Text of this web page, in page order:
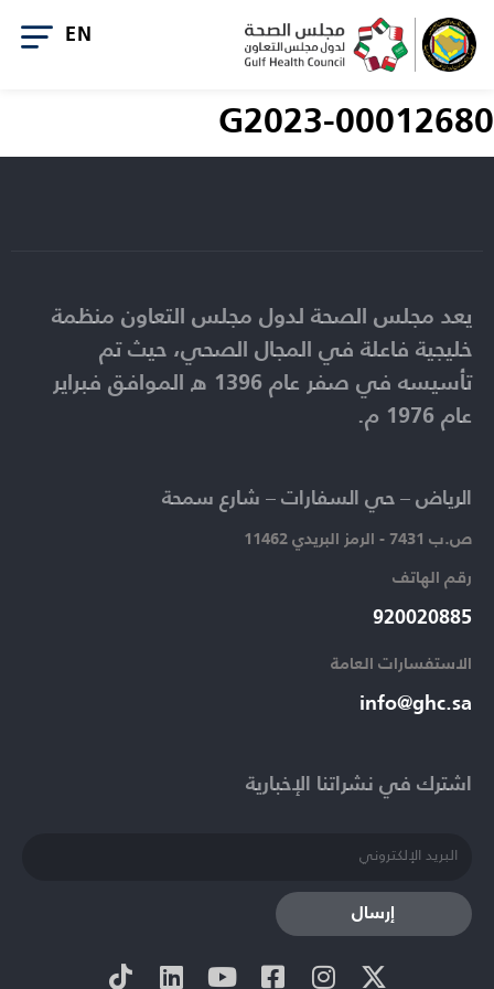
G2023-00012680
اشترك في نشراتنا الإخبارية​
إرسال
الرياض – حي السفارات – شارع سمحة​
ص.ب 7431 - الرمز البريدي 11462
رقم الهاتف​
920020885​
الاستفسارات العامة ​
info@ghc.sa​
يعد مجلس الصحة لدول مجلس التعاون منظمة
خليجية فاعلة في المجال الصحي، حيث تم
تأسيسه في صفر عام 1396 ه الموافق فبراير
عام 1976 م.